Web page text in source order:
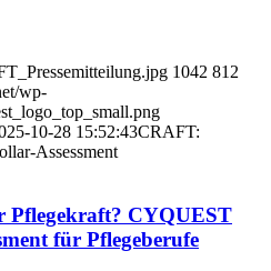
1042 812
wp-
10-28 15:52:43CRAFT:
Assessment
Pflegekraft? CYQUEST
für Pflegeberufe